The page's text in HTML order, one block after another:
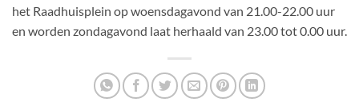
het Raadhuisplein op woensdagavond van 21.00-22.00 uur
en worden zondagavond laat herhaald van 23.00 tot 0.00 uur.